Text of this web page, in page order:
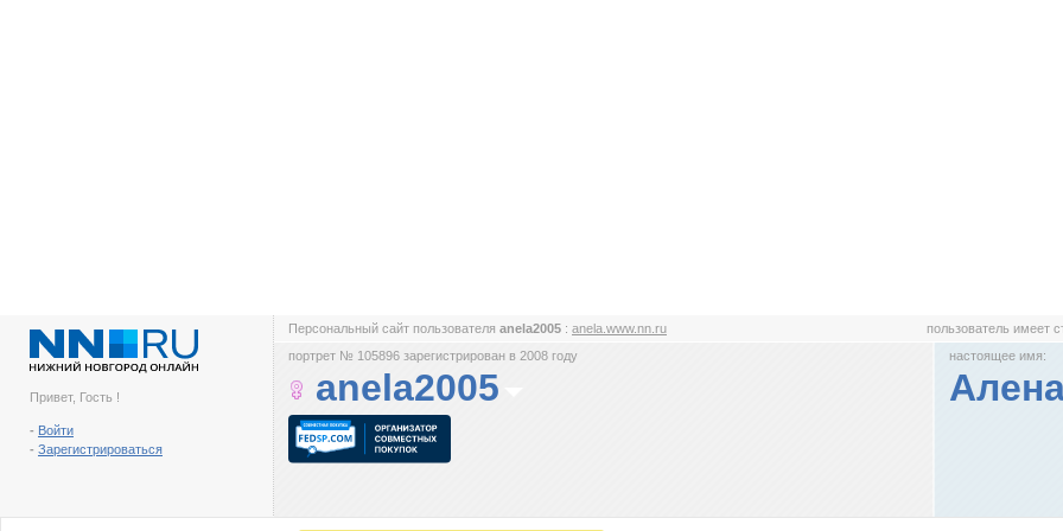
Привет, Гость !
- Войти
- Зарегистрироваться
Персональный сайт пользователя anela2005 : anela.www.nn.ru пользователь имеет
портрет № 105896 зарегистрирован в 2008 году
anela2005
настоящее имя: